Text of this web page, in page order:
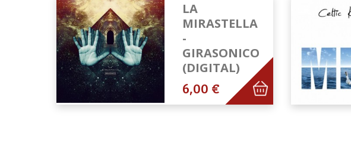
LA
MIRASTELLA
-
GIRASONICO
(DIGITAL)
6,00 €